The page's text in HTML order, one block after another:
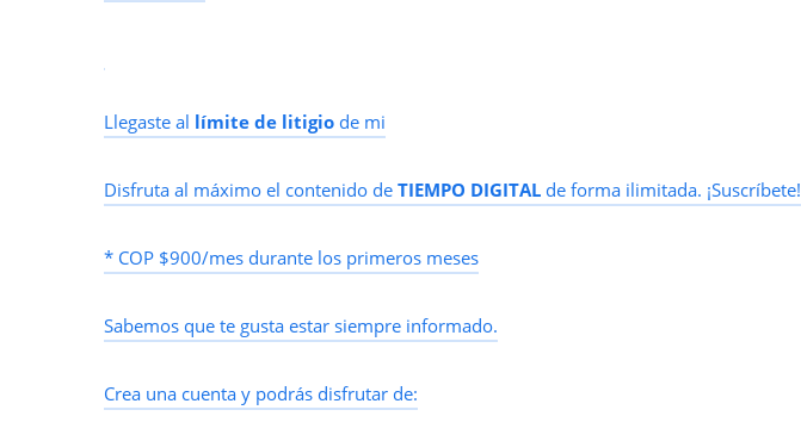
Llegaste al límite de litigio de mi
Disfruta al máximo el contenido de TIEMPO DIGITAL de forma ilimitada. ¡Suscríbete!
* COP $900/mes durante los primeros meses
Sabemos que te gusta estar siempre informado.
Crea una cuenta y podrás disfrutar de: